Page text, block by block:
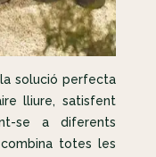
solució perfecta
lliure, satisfent
se a diferents
totes les